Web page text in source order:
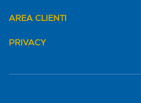
AREA CLIENTI
PRIVACY